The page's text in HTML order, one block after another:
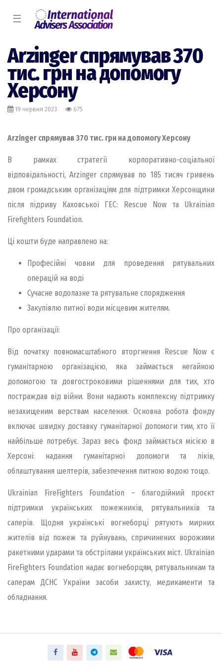
☰
Arzinger спрямував 370
тис. грн на допомогу
Херсону
19 червня 2023 675
Arzinger спрямував 370 тис. грн на допомогу Херсону
В рамках стратегії корпоративно-соціальної
відповідальності, Arzinger спрямував по 185 тисяч гривень
двом громадським організаціям для підтримки Херсонщини
після підриву Каховської ГЕС: Rescue Now та Ukrainian
Firefighters Foundation.
Ці кошти буде направлено на:
Професійні човни для проведення рятувальних
операцій на воді
Сучасне водолазне та рятувальне спорядження
Закупівлю питної води місцевим жителям.
Про організації:
Від початку повномасштабного вторгнення Rescue Now є
гуманітарною організацією, яка займається негайною
допомогою та довгостроковими рішеннями для тих, хто
постраждав від війни. Вони надають комплексну підтримку
незахищеним верствам населення. Основна робота фонду
включає швидку доставку гуманітарної допомоги тим, хто її
найбільше потребує. Зараз весь фонд займається місією в
Херсоні: надання гуманітарної допомоги та ліків,
облаштування шелтерів, забезпечення питною водою тощо.
Ukrainian FireFighters Foundation – благодійний проєкт
підтримки українських пожежників, рятувальників та
саперів. Щодня українські вогнеборці рятують мирних
жителів від пожеж та руйнувань, спричинених ворожими
ракетними ударами та обстрілами українських міст. Ukrainian
FireFighters Foundation надає вогнеборцям, рятувальникам та
саперам ДСНС України засоби захисту, медикаменти та
обладнання.